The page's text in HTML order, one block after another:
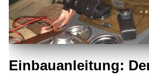
Einbauanleitung: